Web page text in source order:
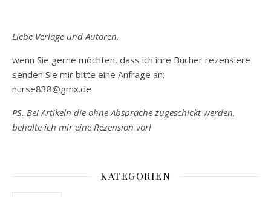
Liebe Verlage und Autoren,
wenn Sie gerne möchten, dass ich ihre Bücher rezensiere
senden Sie mir bitte eine Anfrage an:
nurse838@gmx.de
PS. Bei Artikeln die ohne Absprache zugeschickt werden,
behalte ich mir eine Rezension vor!
KATEGORIEN